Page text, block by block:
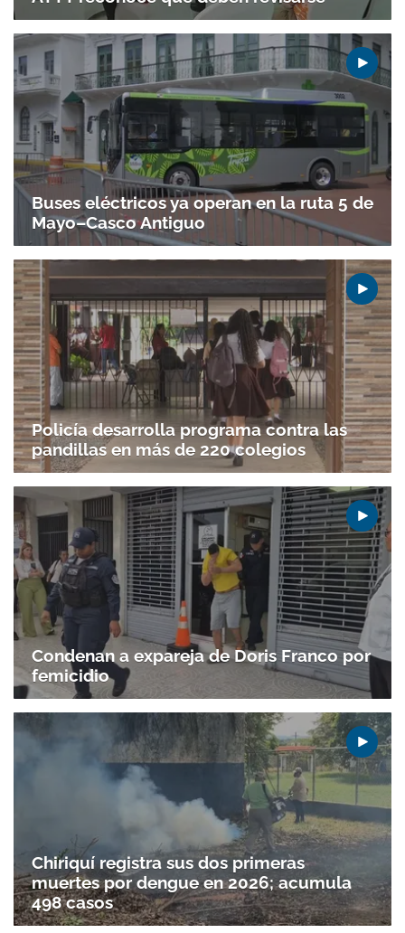
Gracias por suscribirte a nuestro boletín.
ACEPTAR
Buses eléctricos ya operan en la ruta 5 de
Mayo–Casco Antiguo
Policía desarrolla programa contra las
pandillas en más de 220 colegios
Condenan a expareja de Doris Franco por
femicidio
Chiriquí registra sus dos primeras
muertes por dengue en 2026; acumula
498 casos